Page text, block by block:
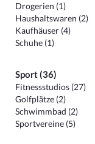
Drogerien (1)
Haushaltswaren (2)
Kaufhäuser (4)
Schuhe (1)
Sport (36)
Fitnessstudios (27)
Golfplätze (2)
Schwimmbad (2)
Sportvereine (5)